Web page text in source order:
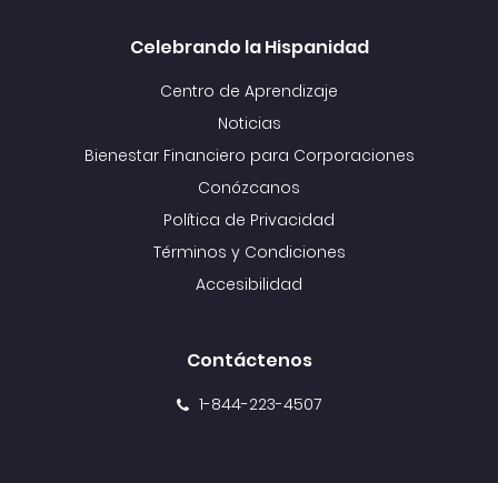
Celebrando la Hispanidad
Centro de Aprendizaje
Noticias
Bienestar Financiero para Corporaciones
Conózcanos
Política de Privacidad
Términos y Condiciones
Accesibilidad
Contáctenos
1-844-223-4507